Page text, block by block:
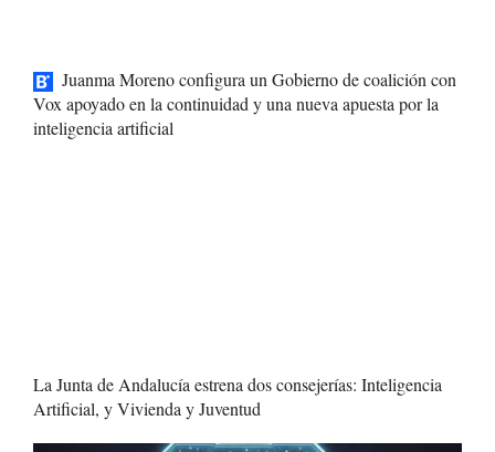
Juanma Moreno configura un Gobierno de coalición con
Vox apoyado en la continuidad y una nueva apuesta por la
inteligencia artificial
La Junta de Andalucía estrena dos consejerías: Inteligencia
Artificial, y Vivienda y Juventud